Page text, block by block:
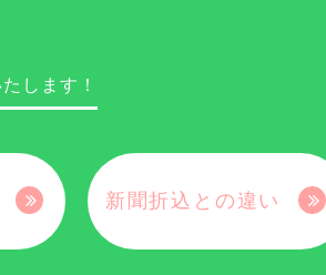
します！
新聞折込との違い